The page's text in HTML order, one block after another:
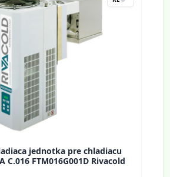
jednotka pre chladiacu
komoru R452A C.016 FTM016G001D Rivacold